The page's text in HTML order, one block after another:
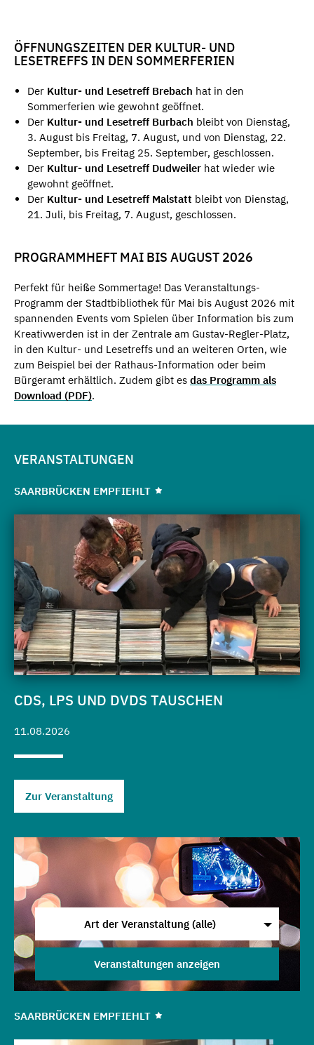
ÖFFNUNGSZEITEN DER KULTUR- UND
LESETREFFS IN DEN SOMMERFERIEN
Der Kultur- und Lesetreff Brebach hat in den
Sommerferien wie gewohnt geöffnet.
Der Kultur- und Lesetreff Burbach bleibt von Dienstag,
3. August bis Freitag, 7. August, und von Dienstag, 22.
September, bis Freitag 25. September, geschlossen.
Der Kultur- und Lesetreff Dudweiler hat wieder wie
gewohnt geöffnet.
Der Kultur- und Lesetreff Malstatt bleibt von Dienstag,
21. Juli, bis Freitag, 7. August, geschlossen.
PROGRAMMHEFT MAI BIS AUGUST 2026
Perfekt für heiße Sommertage! Das Veranstaltungs-
Programm der Stadtbibliothek für Mai bis August 2026 mit
spannenden Events vom Spielen über Information bis zum
Kreativwerden ist in der Zentrale am Gustav-Regler-Platz,
in den Kultur- und Lesetreffs und an weiteren Orten, wie
zum Beispiel bei der Rathaus-Information oder beim
Bürgeramt erhältlich. Zudem gibt es das Programm als
Download (PDF).
VERANSTALTUNGEN
SAARBRÜCKEN EMPFIEHLT
CDS, LPS UND DVDS TAUSCHEN
11.08.2026
Zur Veranstaltung
Art der Veranstaltung (alle)
Veranstaltungen anzeigen
SAARBRÜCKEN EMPFIEHLT